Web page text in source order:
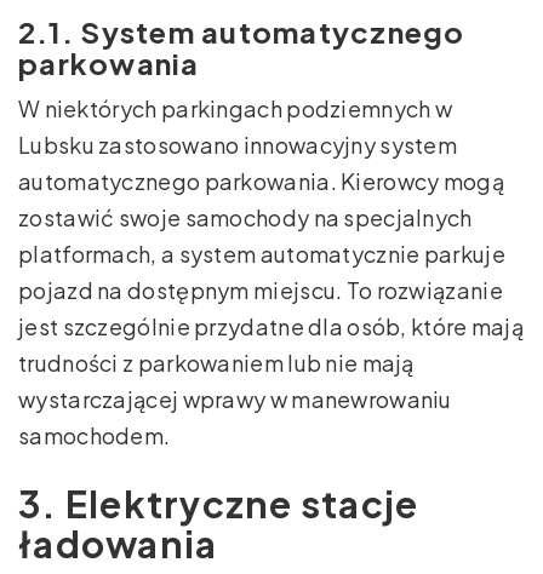
2.1. System automatycznego
parkowania
W niektórych parkingach podziemnych w
Lubsku zastosowano innowacyjny system
automatycznego parkowania. Kierowcy mogą
zostawić swoje samochody na specjalnych
platformach, a system automatycznie parkuje
pojazd na dostępnym miejscu. To rozwiązanie
jest szczególnie przydatne dla osób, które mają
trudności z parkowaniem lub nie mają
wystarczającej wprawy w manewrowaniu
samochodem.
3. Elektryczne stacje
ładowania